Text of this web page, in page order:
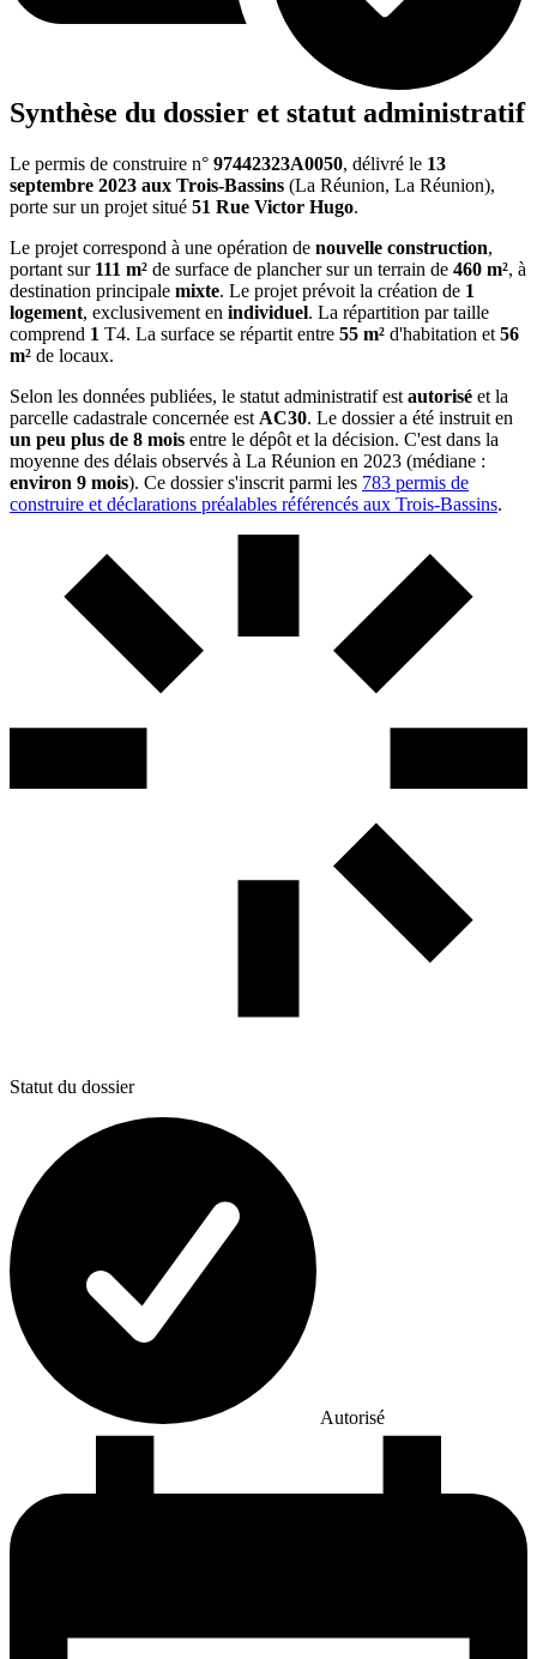
Synthèse du dossier et statut administratif
Le permis de construire n° 97442323A0050, délivré le 13
septembre 2023 aux Trois-Bassins (La Réunion, La Réunion),
porte sur un projet situé 51 Rue Victor Hugo.
Le projet correspond à une opération de nouvelle construction,
portant sur 111 m² de surface de plancher sur un terrain de 460 m², à
destination principale mixte. Le projet prévoit la création de 1
logement, exclusivement en individuel. La répartition par taille
comprend 1 T4. La surface se répartit entre 55 m² d'habitation et 56
m² de locaux.
Selon les données publiées, le statut administratif est autorisé et la
parcelle cadastrale concernée est AC30. Le dossier a été instruit en
un peu plus de 8 mois entre le dépôt et la décision. C'est dans la
moyenne des délais observés à La Réunion en 2023 (médiane :
environ 9 mois). Ce dossier s'inscrit parmi les 783 permis de
construire et déclarations préalables référencés aux Trois-Bassins.
Statut du dossier
Autorisé